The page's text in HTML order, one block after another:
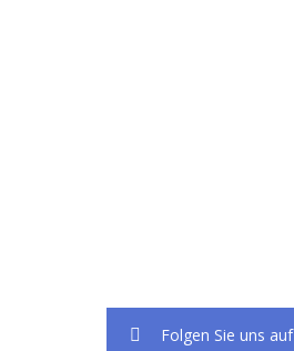
Folgen Sie uns